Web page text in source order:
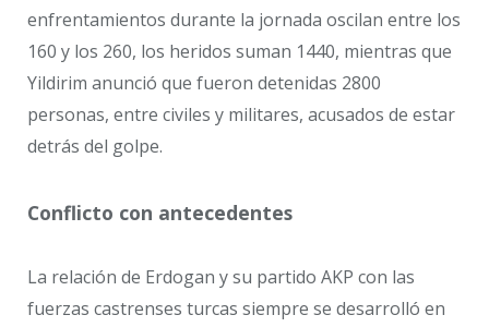
enfrentamientos durante la jornada oscilan entre los
160 y los 260, los heridos suman 1440, mientras que
Yildirim anunció que fueron detenidas 2800
personas, entre civiles y militares, acusados de estar
detrás del golpe.
Conflicto con antecedentes
La relación de Erdogan y su partido AKP con las
fuerzas castrenses turcas siempre se desarrolló en